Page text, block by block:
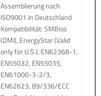
Assemblierung nach
ISO9001 in Deutschland
Kompatibilität: SMBios
(DMI), EnergyStar (Valid
only for U.S.), EN62368-1,
EN55032, EN55035,
EN61000-3-2/3,
EN62623, 89/336/ECC